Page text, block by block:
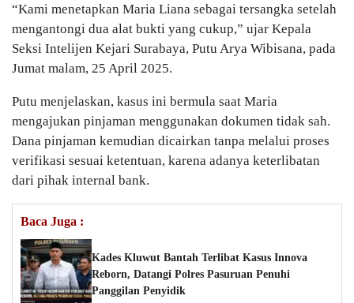
“Kami menetapkan Maria Liana sebagai tersangka setelah
mengantongi dua alat bukti yang cukup,” ujar Kepala
Seksi Intelijen Kejari Surabaya, Putu Arya Wibisana, pada
Jumat malam, 25 April 2025.
Putu menjelaskan, kasus ini bermula saat Maria
mengajukan pinjaman menggunakan dokumen tidak sah.
Dana pinjaman kemudian dicairkan tanpa melalui proses
verifikasi sesuai ketentuan, karena adanya keterlibatan
dari pihak internal bank.
Baca Juga :
Kades Kluwut Bantah Terlibat Kasus Innova
Reborn, Datangi Polres Pasuruan Penuhi
Panggilan Penyidik